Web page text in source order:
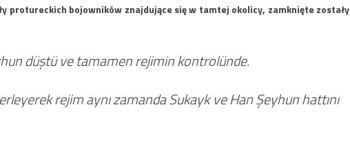
protureckich bojowników znajdujące się w tamtej okolicy, zamknięte zostały
düştü ve tamamen rejimin kontrolünde.
rejim aynı zamanda Sukayk ve Han Şeyhun hattını